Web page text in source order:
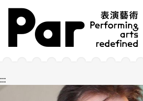
跳到主要內容區塊
網站導覽
:::